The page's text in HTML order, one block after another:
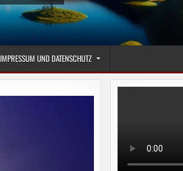
IMPRESSUM UND DATENSCHUTZ